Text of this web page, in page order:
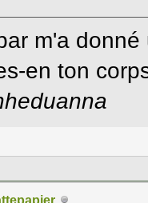
m'a
en ton